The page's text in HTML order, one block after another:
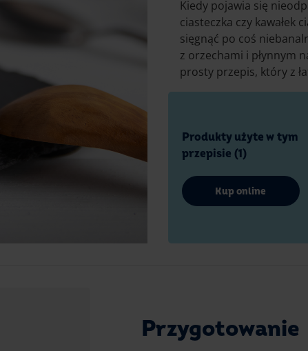
Kiedy pojawia się
ciasteczka czy kawałek
sięgnąć po coś
z orzechami i płynnym
prosty przepis, który z
Produkty użyte w tym
przepisie (1)
Kup online
Przygotowanie